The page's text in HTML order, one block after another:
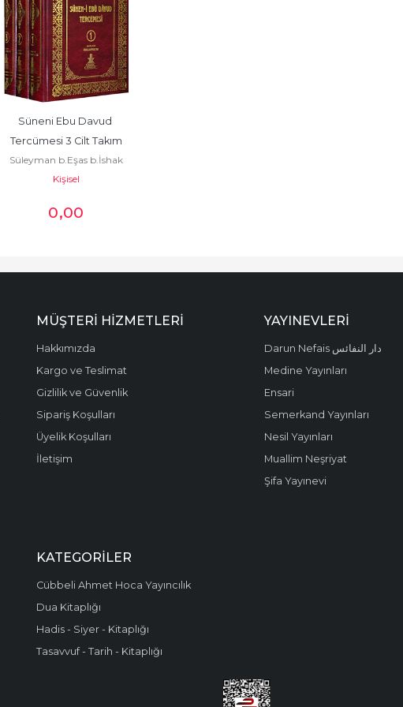
Süneni Ebu Davud
Tercümesi 3 Cilt Takım
Süleyman b.Eşas b.İshak
El Ezdi Ebu Davud Es
الأشعث السجستاني الأزدي
Kişisel
0,00
MÜŞTERI HIZMETLERI
Hakkımızda
Kargo ve Teslimat
Gizlilik ve Güvenlik
Sipariş Koşulları
Üyelik Koşulları
İletişim
YAYINEVLERI
Darun Nefais دار النفائس
Medine Yayınları
Ensari
Semerkand Yayınları
Nesil Yayınları
Muallim Neşriyat
Şifa Yayınevi
KATEGORILER
Cübbeli Ahmet Hoca Yayıncılık
Dua Kitaplığı
Hadis - Siyer - Kitaplığı
Tasavvuf - Tarih - Kitaplığı